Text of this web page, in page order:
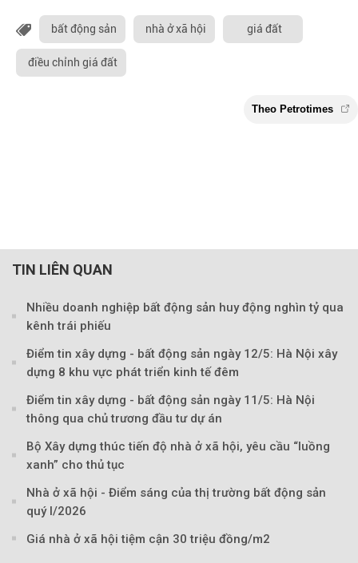
bất động sản nhà ở xã hội giá đất
điều chỉnh giá đất
TIN LIÊN QUAN
Nhiều doanh nghiệp bất động sản huy động nghìn tỷ qua
kênh trái phiếu
Điểm tin xây dựng - bất động sản ngày 12/5: Hà Nội xây
dựng 8 khu vực phát triển kinh tế đêm
Điểm tin xây dựng - bất động sản ngày 11/5: Hà Nội
thông qua chủ trương đầu tư dự án
Bộ Xây dựng thúc tiến độ nhà ở xã hội, yêu cầu “luồng
xanh” cho thủ tục
Nhà ở xã hội - Điểm sáng của thị trường bất động sản
quý I/2026
Giá nhà ở xã hội tiệm cận 30 triệu đồng/m2